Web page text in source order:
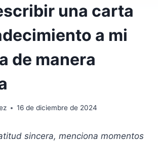
una carta
a mi
de manera
16 de diciembre de 2024
sincera, menciona momentos